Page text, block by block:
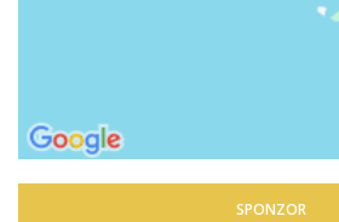
SPONZOR